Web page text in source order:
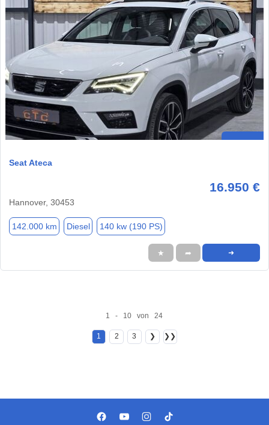
Seat Ateca
16.950 €
Hannover, 30453
142.000 km Diesel 140 kw (190 PS)
★ ➦ ➜
1 - 10 von 24
1 2 3 ❯ ❯❯